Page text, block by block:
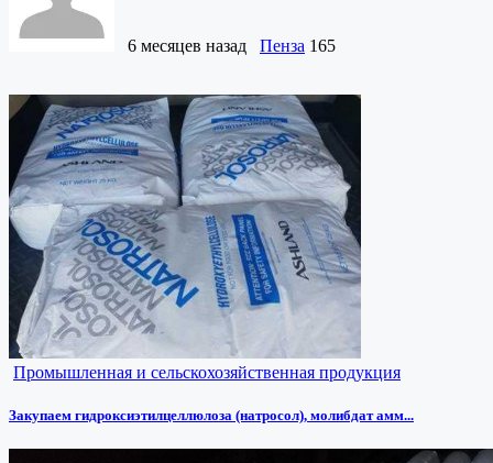
6 месяцев назад Пенза 165
Промышленная и сельскохозяйственная продукция
Закупаем гидроксиэтилцеллюлоза (натросол), молибдат амм...